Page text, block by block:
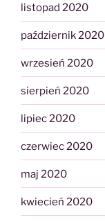
listopad 2020
październik 2020
wrzesień 2020
sierpień 2020
lipiec 2020
czerwiec 2020
maj 2020
kwiecień 2020